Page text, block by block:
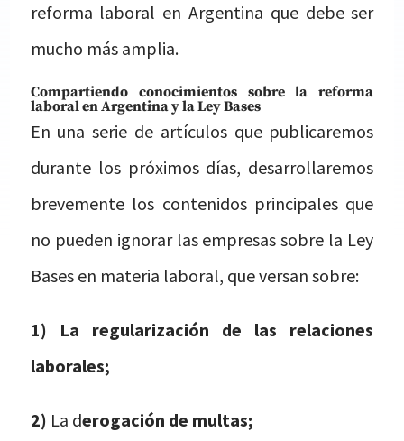
reforma laboral en Argentina que debe ser
mucho más amplia.
Compartiendo conocimientos sobre la reforma
laboral en Argentina y la Ley Bases
En una serie de artículos que publicaremos
durante los próximos días, desarrollaremos
brevemente los contenidos principales que
no pueden ignorar las empresas sobre la Ley
Bases en materia laboral, que versan sobre:
1) La regularización de las relaciones
laborales;
2) La derogación de multas;